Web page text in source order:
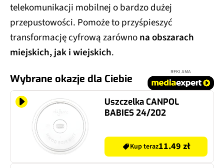
telekomunikacji mobilnej o bardzo dużej
przepustowości. Pomoże to przyśpieszyć
transformację cyfrową zarównona obszarach
miejskich, jak i wiejskich.
Wybrane okazje dla Ciebie
REKLAMA
Uszczelka CANPOL
BABIES 24/202
Kup teraz11.49 zł